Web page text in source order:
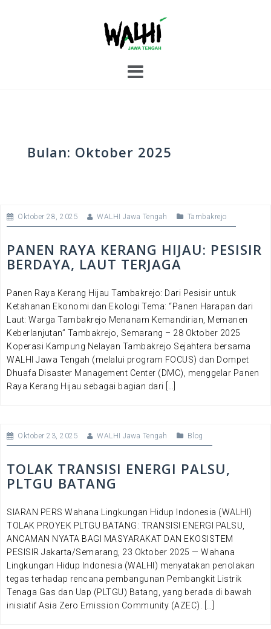
Bulan: Oktober 2025
Oktober 28, 2025 WALHI Jawa Tengah Tambakrejo
PANEN RAYA KERANG HIJAU: PESISIR
BERDAYA, LAUT TERJAGA
Panen Raya Kerang Hijau Tambakrejo: Dari Pesisir untuk
Ketahanan Ekonomi dan Ekologi Tema: “Panen Harapan dari
Laut: Warga Tambakrejo Menanam Kemandirian, Memanen
Keberlanjutan” Tambakrejo, Semarang – 28 Oktober 2025
Koperasi Kampung Nelayan Tambakrejo Sejahtera bersama
WALHI Jawa Tengah (melalui program FOCUS) dan Dompet
Dhuafa Disaster Management Center (DMC), menggelar Panen
Raya Kerang Hijau sebagai bagian dari […]
Oktober 23, 2025 WALHI Jawa Tengah Blog
TOLAK TRANSISI ENERGI PALSU,
PLTGU BATANG
SIARAN PERS Wahana Lingkungan Hidup Indonesia (WALHI)
TOLAK PROYEK PLTGU BATANG: TRANSISI ENERGI PALSU,
ANCAMAN NYATA BAGI MASYARAKAT DAN EKOSISTEM
PESISIR Jakarta/Semarang, 23 Oktober 2025 — Wahana
Lingkungan Hidup Indonesia (WALHI) menyatakan penolakan
tegas terhadap rencana pembangunan Pembangkit Listrik
Tenaga Gas dan Uap (PLTGU) Batang, yang berada di bawah
inisiatif Asia Zero Emission Community (AZEC). […]